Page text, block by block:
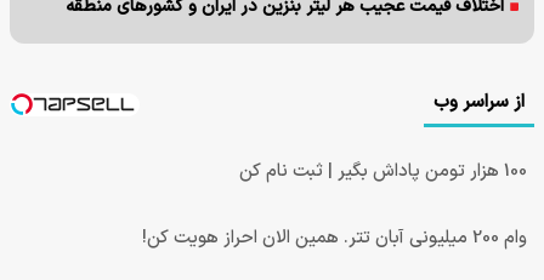
اختلاف قیمت عجیب هر لیتر بنزین در ایران و کشورهای منطقه
از سراسر وب
100 هزار تومن پاداش بگیر | ثبت نام کن
وام 200 میلیونی آبان تتر. همین الان احراز هویت کن!